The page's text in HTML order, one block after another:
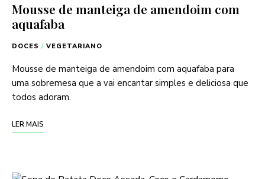
Mousse de manteiga de amendoim com
aquafaba
DOCES / VEGETARIANO
Mousse de manteiga de amendoim com aquafaba para
uma sobremesa que a vai encantar simples e deliciosa que
todos adoram.
LER MAIS